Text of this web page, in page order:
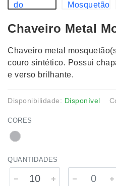
Chaveiro Metal
Chaveiro metal
couro sintético. Possui
e verso brilhante.
Disponibilidade: Disponível
CORES
QUANTIDADES